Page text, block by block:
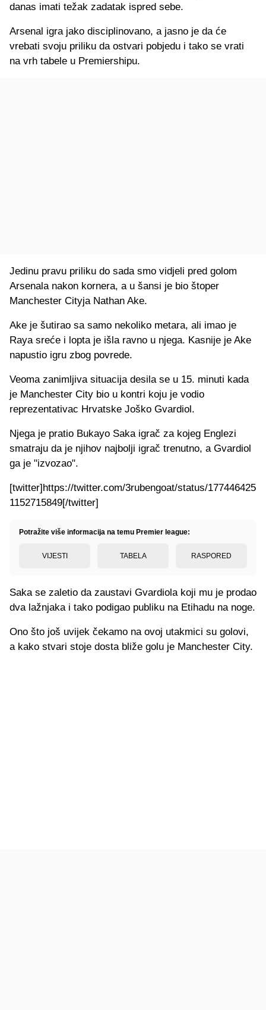
danas imati težak zadatak ispred sebe.
Arsenal igra jako disciplinovano, a jasno je da će
vrebati svoju priliku da ostvari pobjedu i tako se vrati
na vrh tabele u Premiershipu.
Jedinu pravu priliku do sada smo vidjeli pred golom
Arsenala nakon kornera, a u šansi je bio štoper
Manchester Cityja Nathan Ake.
Ake je šutirao sa samo nekoliko metara, ali imao je
Raya sreće i lopta je išla ravno u njega. Kasnije je Ake
napustio igru zbog povrede.
Veoma zanimljiva situacija desila se u 15. minuti kada
je Manchester City bio u kontri koju je vodio
reprezentativac Hrvatske Joško Gvardiol.
Njega je pratio Bukayo Saka igrač za kojeg Englezi
smatraju da je njihov najbolji igrač trenutno, a Gvardiol
ga je "izvozao".
[twitter]https://twitter.com/3rubengoat/status/177446425
1152715849[/twitter]
Potražite više informacija na temu Premier league:
VIJESTI TABELA RASPORED
Saka se zaletio da zaustavi Gvardiola koji mu je prodao
dva lažnjaka i tako podigao publiku na Etihadu na noge.
Ono što još uvijek čekamo na ovoj utakmici su golovi,
a kako stvari stoje dosta bliže golu je Manchester City.